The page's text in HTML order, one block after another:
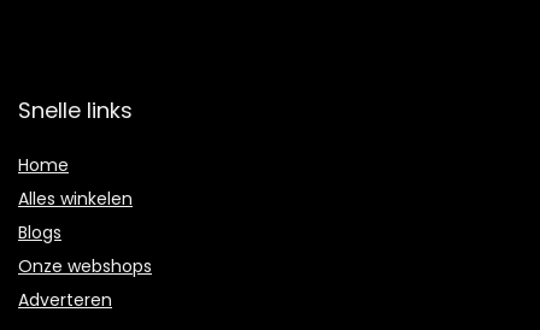
Snelle links
Home
Alles winkelen
Blogs
Onze webshops
Adverteren